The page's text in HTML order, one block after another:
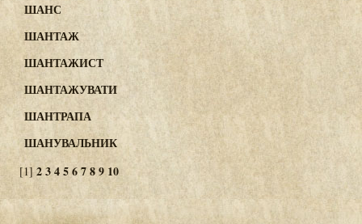
ШАНС
ШАНТАЖ
ШАНТАЖИСТ
ШАНТАЖУВАТИ
ШАНТРАПА
ШАНУВАЛЬНИК
[1] 23456789 10